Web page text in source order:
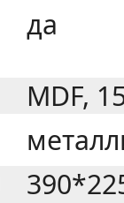
да
MDF,